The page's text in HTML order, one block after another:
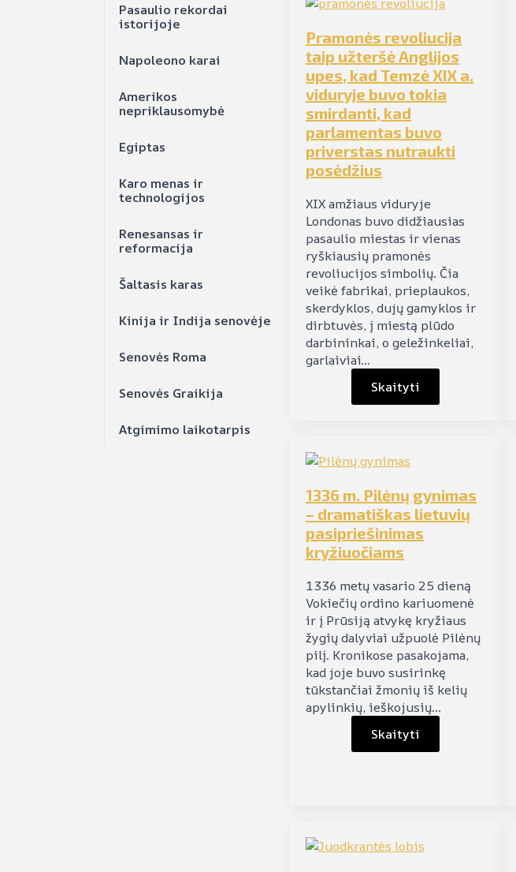
Pasaulio rekordai
istorijoje
Napoleono karai
Amerikos
nepriklausomybė
Egiptas
Karo menas ir
technologijos
Renesansas ir
reformacija
Šaltasis karas
Kinija ir Indija senovėje
Senovės Roma
Senovės Graikija
Atgimimo laikotarpis
Pramonės revoliucija
taip užteršė Anglijos
upes, kad Temzė XIX a.
viduryje buvo tokia
smirdanti, kad
parlamentas buvo
priverstas nutraukti
posėdžius
XIX amžiaus viduryje
Londonas buvo didžiausias
pasaulio miestas ir vienas
ryškiausių pramonės
revoliucijos simbolių. Čia
veikė fabrikai, prieplaukos,
skerdyklos, dujų gamyklos ir
dirbtuvės, į miestą plūdo
darbininkai, o geležinkeliai,
garlaiviai…
Skaityti
1336 m. Pilėnų gynimas
– dramatiškas lietuvių
pasipriešinimas
kryžiuočiams
1336 metų vasario 25 dieną
Vokiečių ordino kariuomenė
ir į Prūsiją atvykę kryžiaus
žygių dalyviai užpuolė Pilėnų
pilį. Kronikose pasakojama,
kad joje buvo susirinkę
tūkstančiai žmonių iš kelių
apylinkių, ieškojusių…
Skaityti